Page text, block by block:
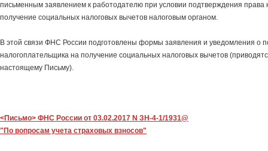
письменным заявлением к работодателю при условии подтверждения права
получение социальных налоговых вычетов налоговым органом.
В этой связи ФНС России подготовлены формы заявления и уведомления о
налогоплательщика на получение социальных налоговых вычетов
настоящему Письму).
<Письмо> ФНС России от 03.02.2017 N ЗН-4-1/1931@
"По вопросам учета страховых взносов"